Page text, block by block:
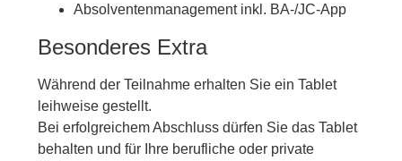
Absolventenmanagement inkl. BA-/JC-App
Besonderes Extra
Während der Teilnahme erhalten Sie ein Tablet
leihweise gestellt.
Bei erfolgreichem Abschluss dürfen Sie das Tablet
behalten und für Ihre berufliche oder private